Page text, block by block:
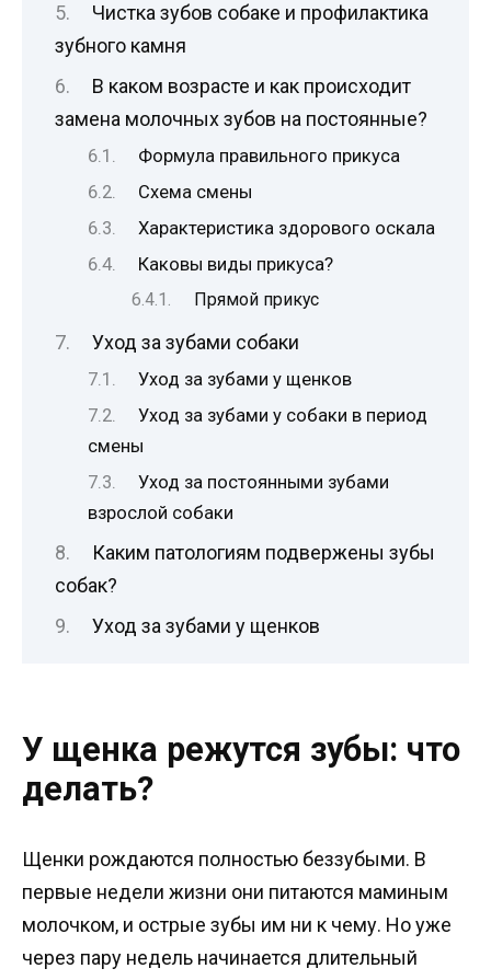
Чистка зубов собаке и профилактика
зубного камня
В каком возрасте и как происходит
замена молочных зубов на постоянные?
Формула правильного прикуса
Схема смены
Характеристика здорового оскала
Каковы виды прикуса?
Прямой прикус
Уход за зубами собаки
Уход за зубами у щенков
Уход за зубами у собаки в период
смены
Уход за постоянными зубами
взрослой собаки
Каким патологиям подвержены зубы
собак?
Уход за зубами у щенков
У щенка режутся зубы: что
делать?
Щенки рождаются полностью беззубыми. В
первые недели жизни они питаются маминым
молочком, и острые зубы им ни к чему. Но уже
через пару недель начинается длительный